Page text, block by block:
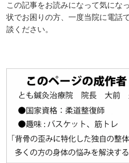
この記事をお読みになって気にな
状でお困りの方、一度当院に電話
談ください。